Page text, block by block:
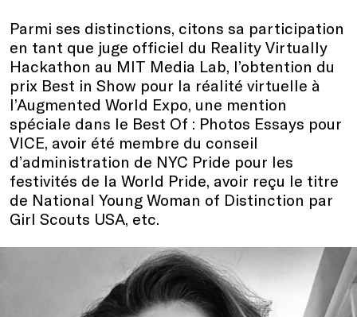
Parmi ses distinctions, citons sa participation
en tant que juge officiel du Reality Virtually
Hackathon au MIT Media Lab, l’obtention du
prix Best in Show pour la réalité virtuelle à
l’Augmented World Expo, une mention
spéciale dans le Best Of : Photos Essays pour
VICE, avoir été membre du conseil
d’administration de NYC Pride pour les
festivités de la World Pride, avoir reçu le titre
de National Young Woman of Distinction par
Girl Scouts USA, etc.